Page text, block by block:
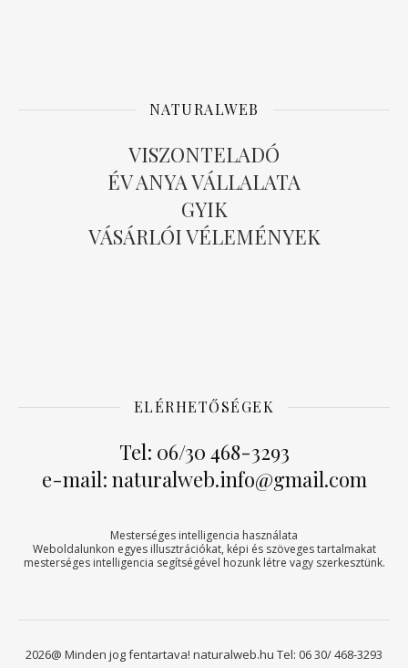
NATURALWEB
VISZONTELADÓ
ÉV ANYA VÁLLALATA
GYIK
VÁSÁRLÓI VÉLEMÉNYEK
ELÉRHETŐSÉGEK
Tel: 06/30 468-3293
e-mail: naturalweb.info@gmail.com
Mesterséges intelligencia használata
Weboldalunkon egyes illusztrációkat, képi és szöveges tartalmakat
mesterséges intelligencia segítségével hozunk létre vagy szerkesztünk.
2026@ Minden jog fentartava! naturalweb.hu Tel: 06 30/ 468-3293